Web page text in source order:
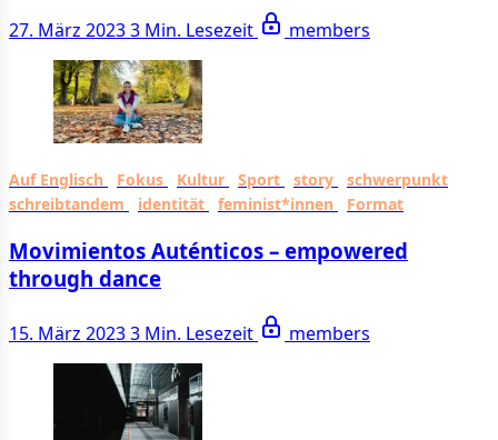
27. März 20233 Min. Lesezeit members
Auf Englisch Fokus Kultur Sport story
schwerpunkt
schreibtandem
identität feminist*innen Format
Movimientos Auténticos – empowered
through dance
15. März 20233 Min. Lesezeit members